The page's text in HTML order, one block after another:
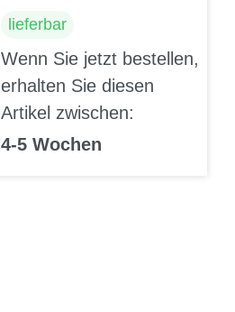
lieferbar
Wenn Sie jetzt bestellen,
erhalten Sie diesen
Artikel zwischen:
4-5 Wochen